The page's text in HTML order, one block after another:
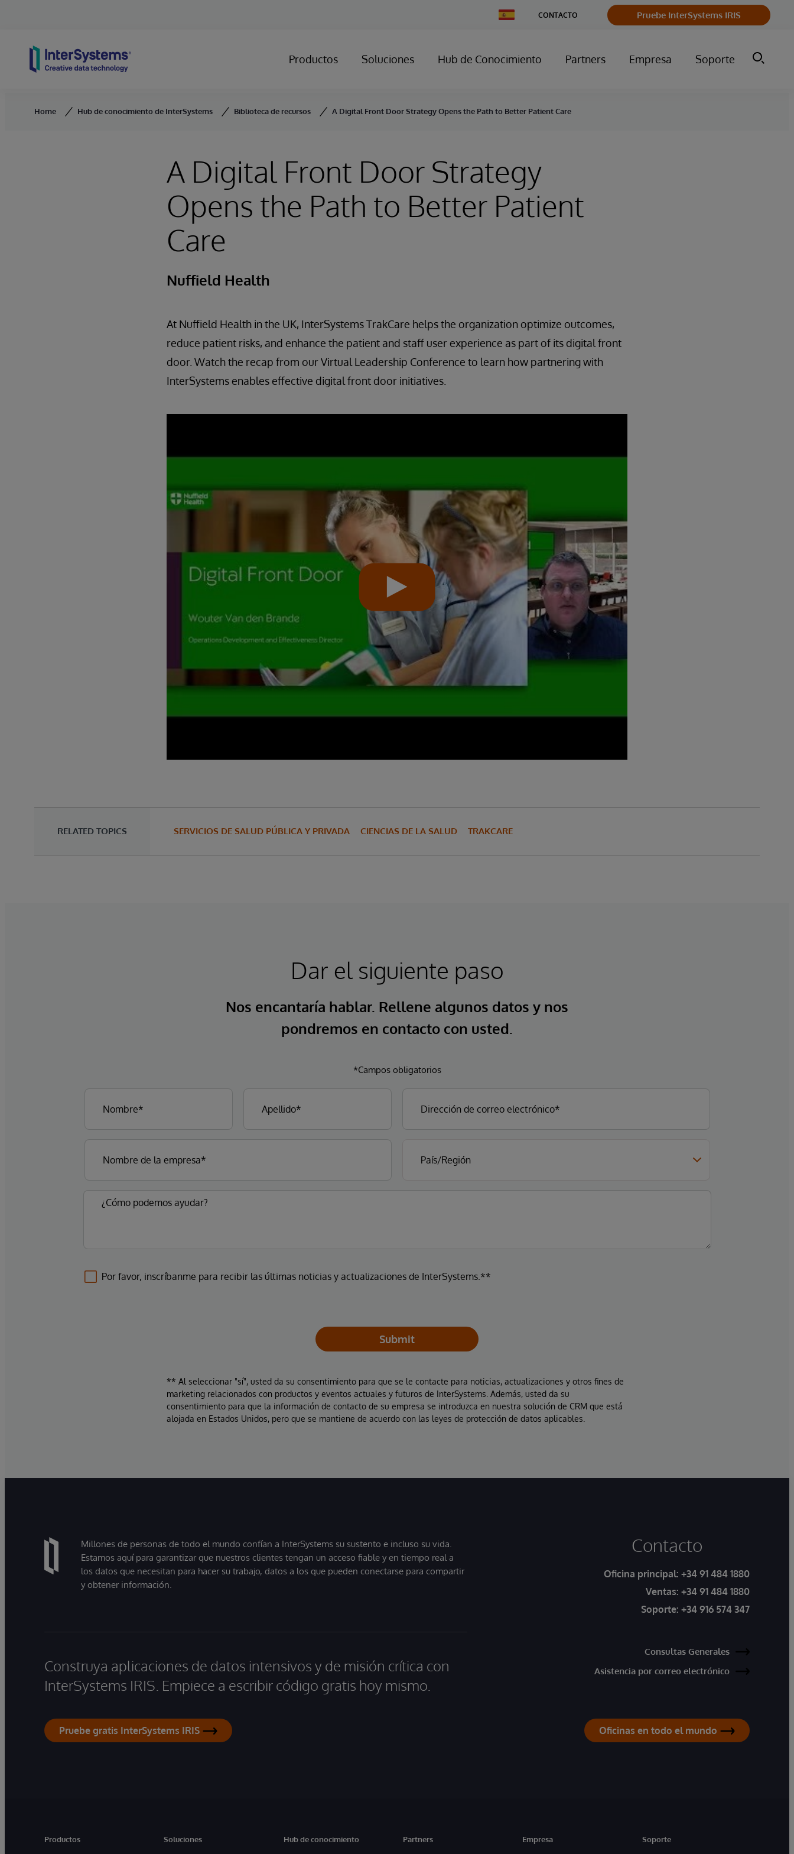
Change
Country
CONTACTO Pruebe InterSystems IRIS
Productos Soluciones Hub de Conocimiento Partners Empresa Soporte
Home Hub de conocimiento de InterSystems Biblioteca de recursos A Digital Front Door Strategy Opens the Path to Better Patient Care
A Digital Front Door Strategy
Opens the Path to Better Patient
Care
Nuffield Health
At Nuffield Health in the UK, InterSystems TrakCare helps the organization optimize outcomes,
reduce patient risks, and enhance the patient and staff user experience as part of its digital front
door. Watch the recap from our Virtual Leadership Conference to learn how partnering with
InterSystems enables effective digital front door initiatives.
RELATED TOPICS SERVICIOS DE SALUD PÚBLICA Y PRIVADA CIENCIAS DE LA SALUD TRAKCARE
Dar el siguiente paso
Nos encantaría hablar. Rellene algunos datos y nos
pondremos en contacto con usted.
*Campos obligatorios
Por favor, inscríbanme para recibir las últimas noticias y actualizaciones de InterSystems.**
Submit
** Al seleccionar "sí", usted da su consentimiento para que se le contacte para noticias, actualizaciones y otros fines de
marketing relacionados con productos y eventos actuales y futuros de InterSystems. Además, usted da su
consentimiento para que la información de contacto de su empresa se introduzca en nuestra solución de CRM que está
alojada en Estados Unidos, pero que se mantiene de acuerdo con las leyes de protección de datos aplicables.
Millones de personas de todo el mundo confían a InterSystems su sustento e incluso su vida.
Estamos aquí para garantizar que nuestros clientes tengan un acceso fiable y en tiempo real a
los datos que necesitan para hacer su trabajo, datos a los que pueden conectarse para compartir
y obtener información.
Construya aplicaciones de datos intensivos y de misión crítica con
InterSystems IRIS. Empiece a escribir código gratis hoy mismo.
Pruebe gratis InterSystems IRIS
Contacto
Oficina principal: +34 91 484 1880
Ventas: +34 91 484 1880
Soporte: +34 916 574 347
Consultas Generales
Asistencia por correo electrónico
Oficinas en todo el mundo
Productos
Soluciones
Hub de conocimiento
Partners
Empresa
Soporte